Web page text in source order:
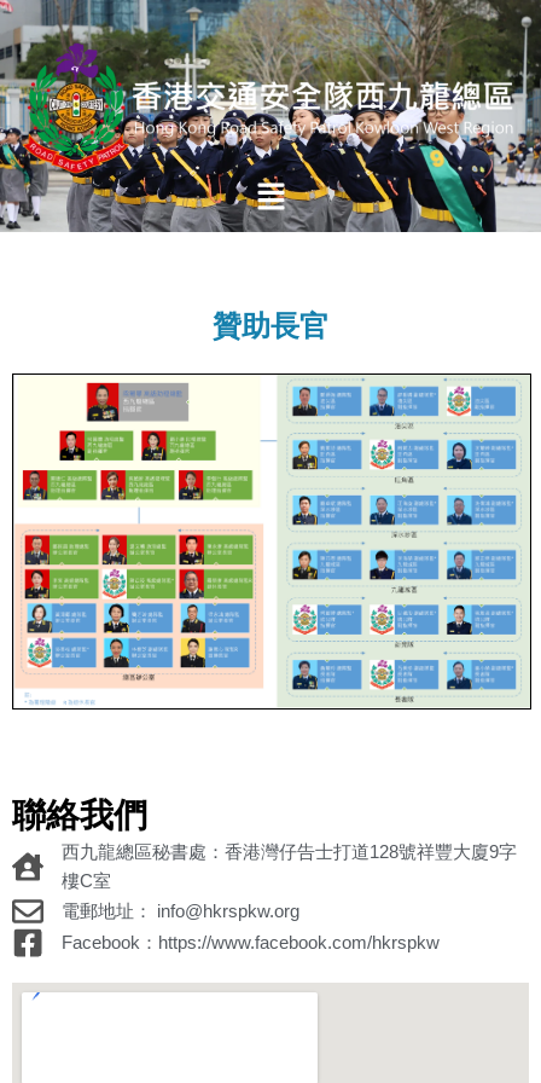
Skip
to
content
Main
Menu
贊助長官
聯絡我們
西九龍總區秘書處：香港灣仔告士打道128號祥豐大廈9字
樓C室
電郵地址： info@hkrspkw.org
Facebook：https://www.facebook.com/hkrspkw